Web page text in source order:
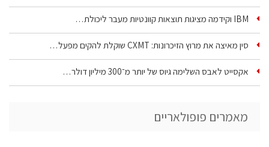
IBM וקידמה מציגות תוצאות קוונטיות מעבר ליכולת…
סין מאיצה את מרוץ הזיכרונות: CXMT שוקלת להקים מפעל…
אקסייט לאבס השלימה גיוס של יותר מ־300 מיליון דולר…
מאמרים פופולאריים